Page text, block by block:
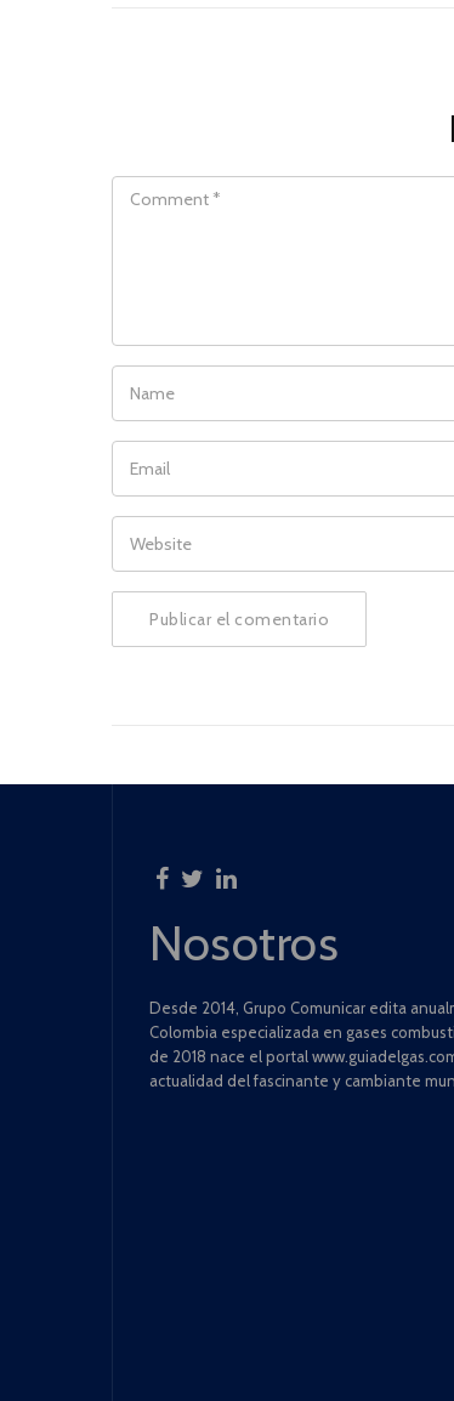
Nosotros
Desde 2014, Grupo Comunicar edita
Colombia especializada en gases
de 2018 nace el portal
actualidad del fascinante y cambiante